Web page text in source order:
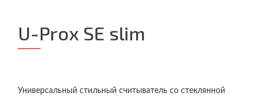
U-Prox SE slim
Универсальный стильный считыватель со стеклянной